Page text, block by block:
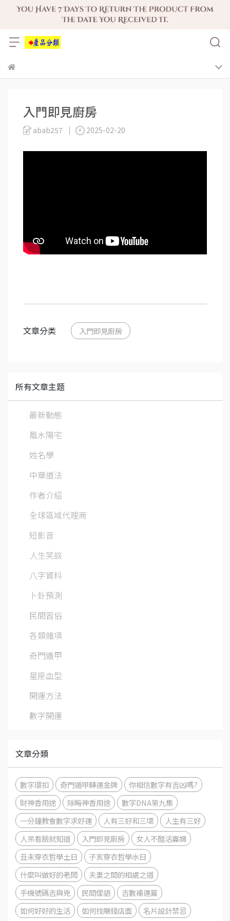
入門即見廚房
abab257 2025-02-20
文章分类 入門即見廚房
所有文章主题
最新動態
風水陽宅
姓名學
中華道法
作者介紹
全球區域代理商
短影音
人生笑談
八字資料
卜卦預測
民間習俗
各類雜項
奇門遁甲
星座血型
開運方法
數字開運
文章分類
數字環扣 奇門遁甲轉運金牌
你相信數字有吉凶嗎?
財神香用途
除晦神香用途
數字DNA第九集
一分鐘教會數字求好運
人有三好和三壞
人生有三好
人呆看臉就知道
入門即見廚房
女人不醋活寡婦
丑未穿衣哲學土日
子亥穿衣哲學水日
什麼叫做好的老闆
夫妻之間的相處之道
手機號碼吉與兇
民間俚語
吉數補運篇
如何好好的生活
如何找賺錢店面 名片設計禁忌